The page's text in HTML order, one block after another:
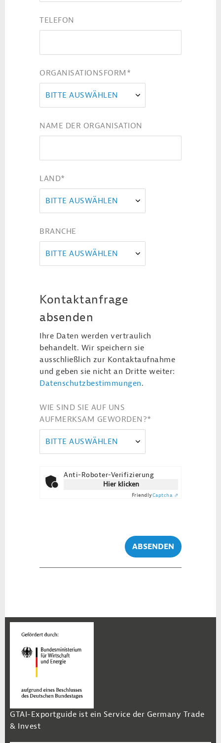
TELEFON
ORGANISATIONSFORM *
BITTE AUSWÄHLEN
NAME DER ORGANISATION
LAND*
BITTE AUSWÄHLEN
BRANCHE
BITTE AUSWÄHLEN
Kontaktanfrage
absenden
Ihre Daten werden vertraulich
behandelt. Wir speichern sie
ausschließlich zur Kontaktaufnahme
und geben sie nicht an Dritte weiter:
Datenschutzbestimmungen.
WIE SIND SIE AUF UNS
AUFMERKSAM GEWORDEN?*
BITTE AUSWÄHLEN
Anti-Roboter-Verifizierung
Hier klicken
FriendlyCaptcha ⇗
ABSENDEN
GTAI-Exportguide ist ein Service der Germany Trade
& Invest